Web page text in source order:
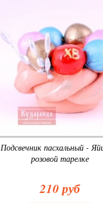
Подсвечник пасхальный -
розовой тарелке
210 руб